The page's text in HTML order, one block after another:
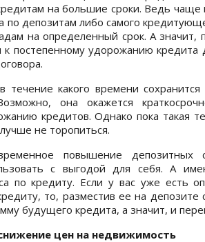
на большие сроки. Ведь чаще
по депозитам либо самого
на определенный срок. А
к постепенному удорожанию
течение какого времени
она окажется
кредитов. Однако пока такая
не торопиться.
повышение депозитных
с выгодой для себя. А
по кредиту. Если у вас уже есть
то, разместив ее на
будущего кредита, а значит, и
цен на недвижимость